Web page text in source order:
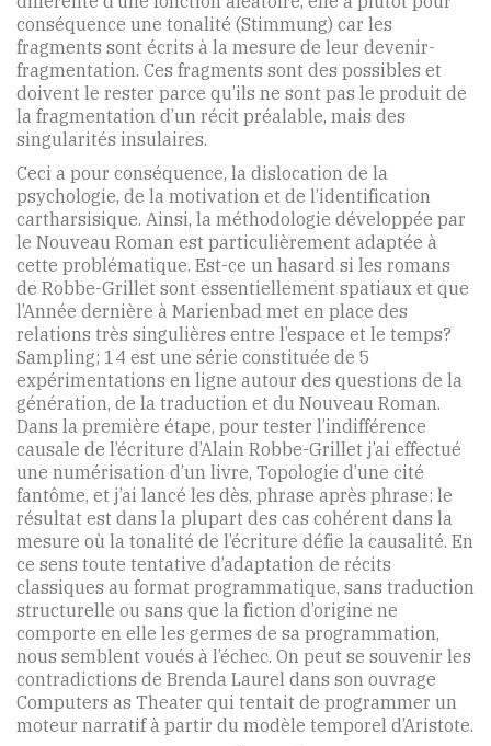
conséquence une tonalité (Stimmung) car les
fragments sont écrits à la mesure de leur devenir-
fragmentation. Ces fragments sont des possibles et
doivent le rester parce qu’ils ne sont pas le produit de
la fragmentation d’un récit préalable, mais des
singularités insulaires.
Ceci a pour conséquence, la dislocation de la
psychologie, de la motivation et de l’identification
cartharsisique. Ainsi, la méthodologie développée par
le Nouveau Roman est particulièrement adaptée à
cette problématique. Est-ce un hasard si les romans
de Robbe-Grillet sont essentiellement spatiaux et que
l’Année dernière à Marienbad met en place des
relations très singulières entre l’espace et le temps?
Sampling; 14 est une série constituée de 5
expérimentations en ligne autour des questions de la
génération, de la traduction et du Nouveau Roman.
Dans la première étape, pour tester l’indifférence
causale de l’écriture d’Alain Robbe-Grillet j’ai effectué
une numérisation d’un livre, Topologie d’une cité
fantôme, et j’ai lancé les dès, phrase après phrase: le
résultat est dans la plupart des cas cohérent dans la
mesure où la tonalité de l’écriture défie la causalité. En
ce sens toute tentative d’adaptation de récits
classiques au format programmatique, sans traduction
structurelle ou sans que la fiction d’origine ne
comporte en elle les germes de sa programmation,
nous semblent voués à l’échec. On peut se souvenir les
contradictions de Brenda Laurel dans son ouvrage
Computers as Theater qui tentait de programmer un
moteur narratif à partir du modèle temporel d’Aristote.